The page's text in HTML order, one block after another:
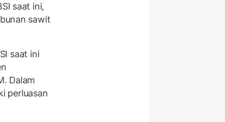
saat ini,
sawit
saat ini
Dalam
perluasan